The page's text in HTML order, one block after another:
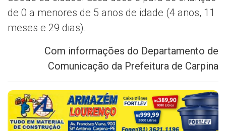
de 0 a menores de 5 anos de idade (4 anos, 11
meses e 29 dias).
Com informações do Departamento de
Comunicação da Prefeitura de Carpina